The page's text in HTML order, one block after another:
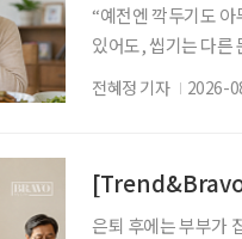
“예전엔 깍두기도
있어도, 씹기는 다른
은 2015년 43.3%
임플란트나 틀니에
전혜정 기자 2026-
[Trend&Bravo]
은퇴 후에는 부부가